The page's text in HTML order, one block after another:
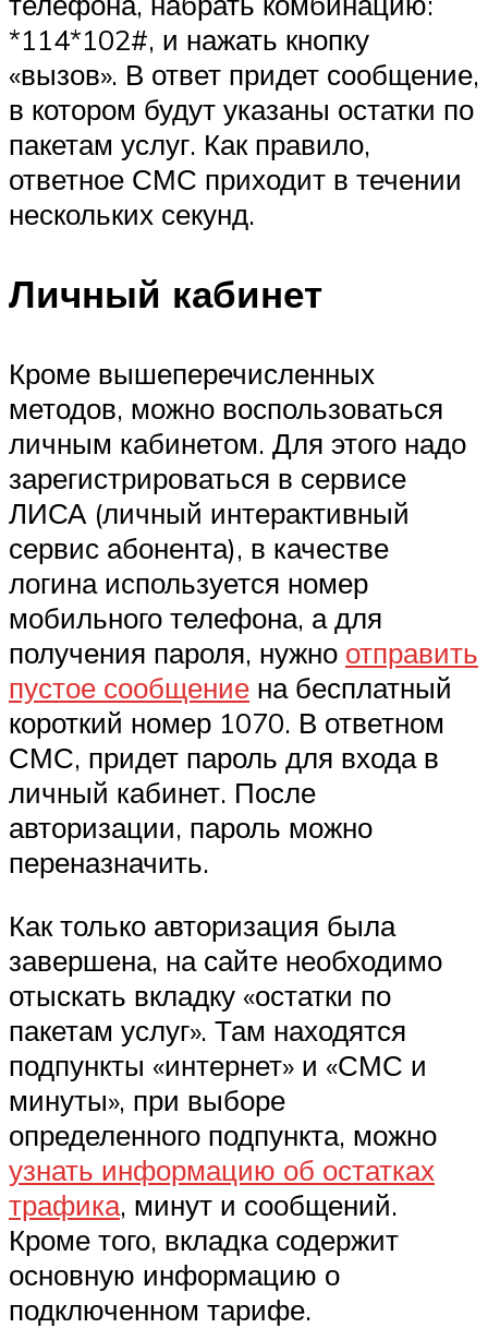
*114*102#, и нажать кнопку
«вызов». В ответ придет сообщение,
в котором будут указаны остатки по
пакетам услуг. Как правило,
ответное СМС приходит в течении
нескольких секунд.
Личный кабинет
Кроме вышеперечисленных
методов, можно воспользоваться
личным кабинетом. Для этого надо
зарегистрироваться в сервисе
ЛИСА (личный интерактивный
сервис абонента), в качестве
логина используется номер
мобильного телефона, а для
получения пароля, нужно отправить
пустое сообщение на бесплатный
короткий номер 1070. В ответном
СМС, придет пароль для входа в
личный кабинет. После
авторизации, пароль можно
переназначить.
Как только авторизация была
завершена, на сайте необходимо
отыскать вкладку «остатки по
пакетам услуг». Там находятся
подпункты «интернет» и «СМС и
минуты», при выборе
определенного подпункта, можно
узнать информацию об остатках
трафика, минут и сообщений.
Кроме того, вкладка содержит
основную информацию о
подключенном тарифе.